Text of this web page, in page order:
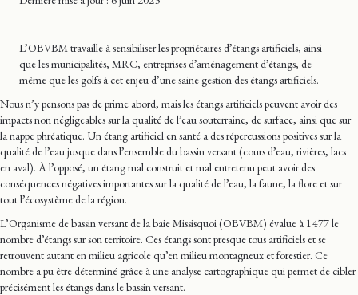
L’OBVBM travaille à sensibiliser les propriétaires d’étangs artificiels, ainsi
que les municipalités, MRC, entreprises d’aménagement d’étangs, de
même que les golfs à cet enjeu d’une saine gestion des étangs artificiels.
Nous n’y pensons pas de prime abord, mais les étangs artificiels peuvent avoir des
impacts non négligeables sur la qualité de l’eau souterraine, de surface, ainsi que sur
la nappe phréatique. Un étang artificiel en santé a des répercussions positives sur la
qualité de l’eau jusque dans l’ensemble du bassin versant (cours d’eau, rivières, lacs
en aval). À l’opposé, un étang mal construit et mal entretenu peut avoir des
conséquences négatives importantes sur la qualité de l’eau, la faune, la flore et sur
tout l’écosystème de la région.
L’Organisme de bassin versant de la baie Missisquoi (OBVBM) évalue à 1 477 le
nombre d’étangs sur son territoire. Ces étangs sont presque tous artificiels et se
retrouvent autant en milieu agricole qu’en milieu montagneux et forestier. Ce
nombre a pu être déterminé grâce à une analyse cartographique qui permet de cibler
précisément les étangs dans le bassin versant.